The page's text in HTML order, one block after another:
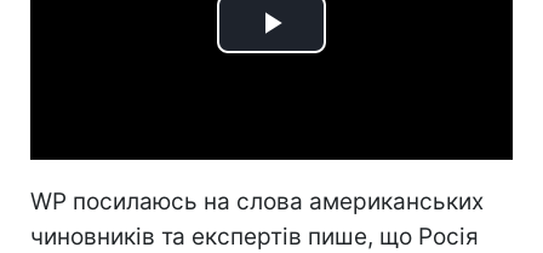
Play
WP посилаюсь на слова американських
чиновників та експертів пише, що Росія